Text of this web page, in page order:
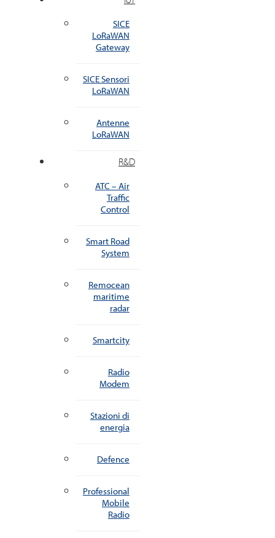
SICE
LoRaWAN
Gateway
SICE Sensori
LoRaWAN
Antenne
LoRaWAN
R&D
ATC – Air
Traffic
Control
Smart Road
System
Remocean
maritime
radar
Smartcity
Radio
Modem
Stazioni di
energia
Defence
Professional
Mobile
Radio